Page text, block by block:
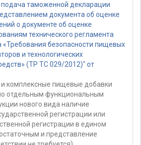
таможенной декларации
документа об оценке
о документе об оценке
технического регламента
безопасности пищевых
и технологических
(ТР ТС 029/2012)" от
и комплексные пищевые добавки
отдельным функциональным
нового вида наличие
регистрации или
регистрации в едином
и представление